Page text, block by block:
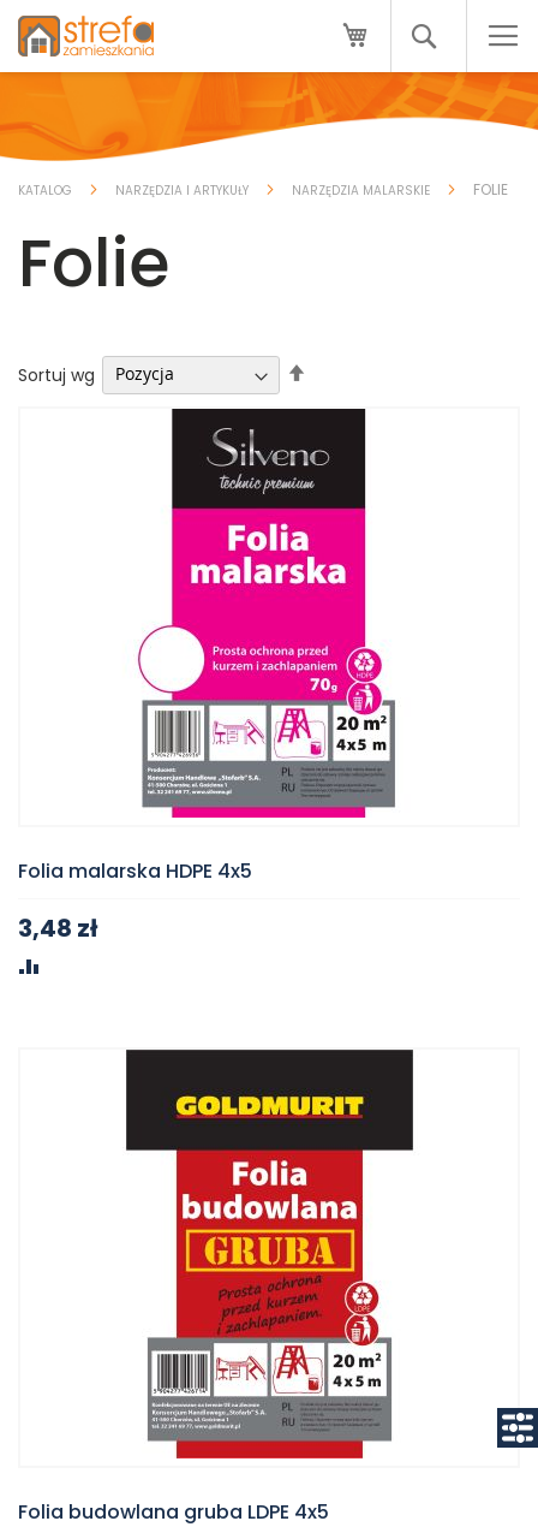
Przejdź
do
treści
Mój koszyk
Search
KATALOG NARZĘDZIA I ARTYKUŁY NARZĘDZIA MALARSKIE FOLIE
Folie
Sortuj wg
Folia malarska HDPE 4x5
3,48 zł
Folia budowlana gruba LDPE 4x5